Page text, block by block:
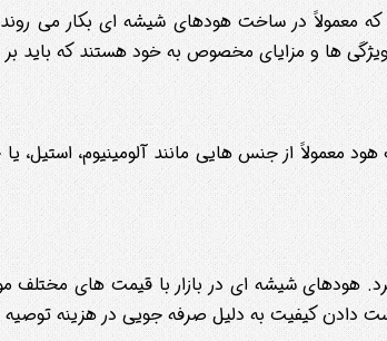
معمولاً در ساخت هودهای شیشه ای بکار می
ها و مزایای مخصوص به خود هستند که باید
معمولاً از جنس هایی مانند آلومینیوم،
گیرد. هودهای شیشه ای در بازار با قیمت های
دادن کیفیت به دلیل صرفه جویی در هزینه